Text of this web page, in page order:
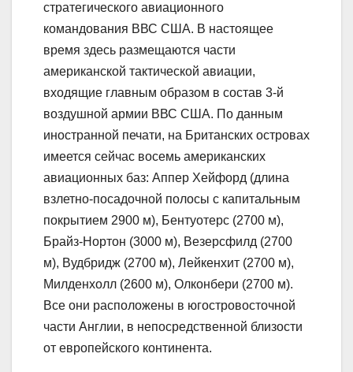
стратегического авиационного
командования ВВС США. В настоящее
время здесь размещаются части
американской тактической авиации,
входящие главным образом в состав 3-й
воздушной армии ВВС США. По данным
иностранной печати, на Британских островах
имеется сейчас восемь американских
авиационных баз: Аппер Хейфорд (длина
взлетно-посадочной полосы с капитальным
покрытием 2900 м), Бентуотерс (2700 м),
Брайз-Нортон (3000 м), Везерсфилд (2700
м), Вудбридж (2700 м), Лейкенхит (2700 м),
Милденхолл (2600 м), Олконбери (2700 м).
Все они расположены в югостровосточной
части Англии, в непосредственной близости
от европейского континента.